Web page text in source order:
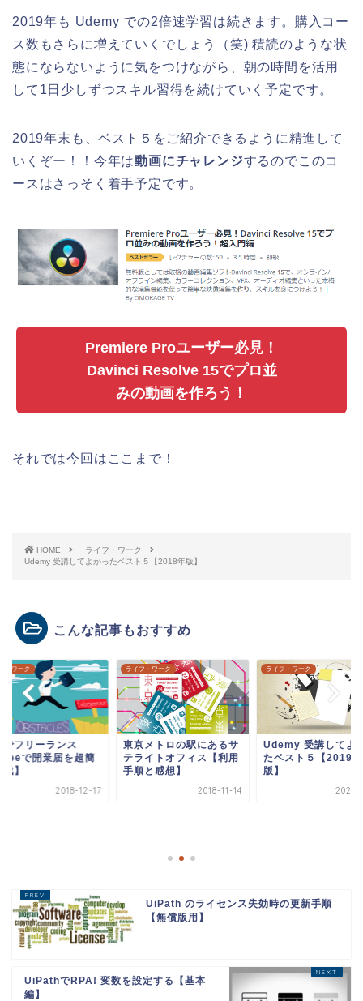
2019年も Udemy での2倍速学習は続きます。購入コー
ス数もさらに増えていくでしょう（笑) 積読のような状
態にならないように気をつけながら、朝の時間を活用
して1日少しずつスキル習得を続けていく予定です。
2019年末も、ベスト５をご紹介できるように精進して
いくぞー！！今年は動画にチャレンジするのでこのコ
ースはさっそく着手予定です。
Premiere Proユーザー必見！
Davinci Resolve 15でプロ並
みの動画を作ろう！
それでは今回はここまで！
HOME
ライフ・ワーク
Udemy 受講してよかったベスト５【2018年版】
こんな記事もおすすめ
ンス
届を超簡
ライフ・ワーク
東京メトロの駅にあるサ
テライトオフィス【利用
手順と感想】
ライフ・ワーク
Udemy 受講してよかっ
たベスト５【2019年
UiPath のライセンス失効時の更新手順
【無償版用】
UiPathでRPA! 変数を設定する【基本
編】